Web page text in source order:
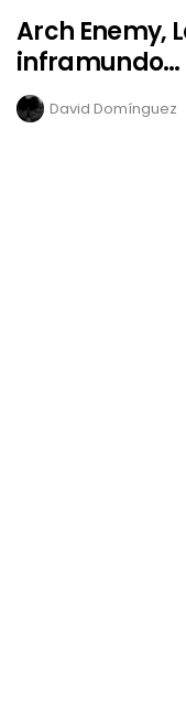
Arch Enemy,
inframundo…
David Domínguez